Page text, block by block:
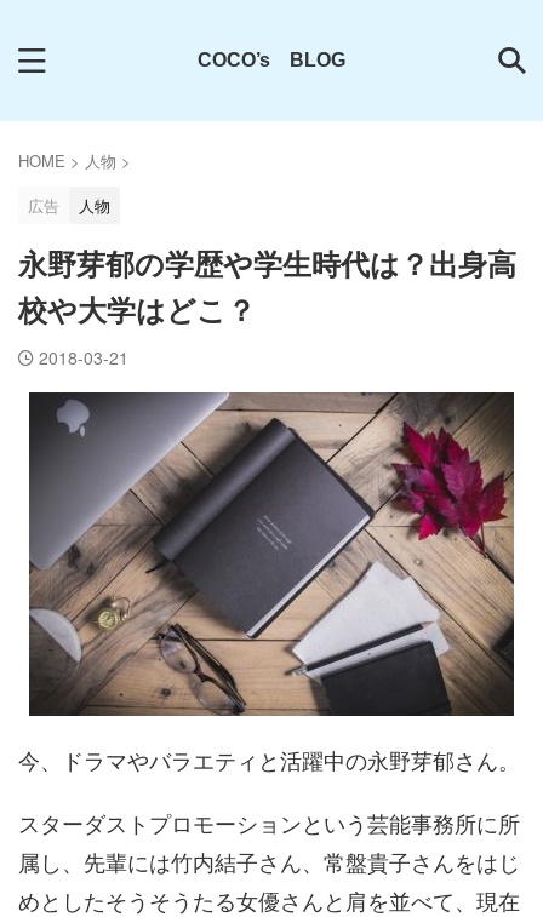
COCO’s BLOG
HOME > 人物 >
広告
人物
永野芽郁の学歴や学生時代は？出身高
校や大学はどこ？
2018-03-21
今、ドラマやバラエティと活躍中の永野芽郁さん。
スターダストプロモーションという芸能事務所に所
属し、先輩には竹内結子さん、常盤貴子さんをはじ
めとしたそうそうたる女優さんと肩を並べて、現在